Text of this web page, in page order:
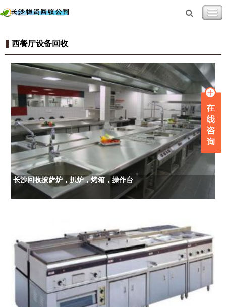
西餐厅设备回收
长沙回收披萨炉，扒炉，烤箱，操作台